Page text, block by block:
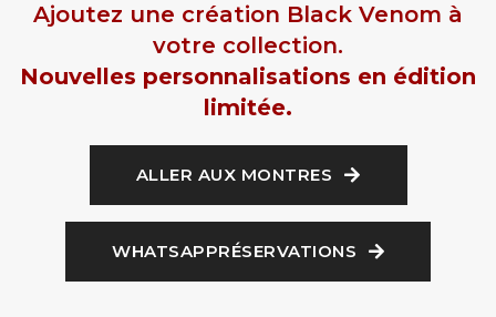
Ajoutez une création Black Venom à
votre collection.
Nouvelles personnalisations en édition
limitée.
ALLER AUX MONTRES
WHATSAPPRÉSERVATIONS